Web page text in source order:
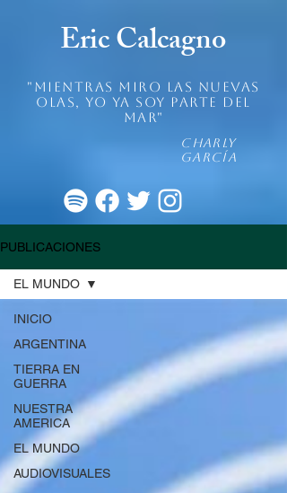
Eric Calcagno
"mientras miro las nuevas
olas, yo ya soy parte del
mar"
Charly
García
PUBLICACIONES
INICIO
ARGENTINA
TIERRA EN
GUERRA
NUESTRA
AMERICA
EL MUNDO
AUDIOVISUALES
EL MUNDO